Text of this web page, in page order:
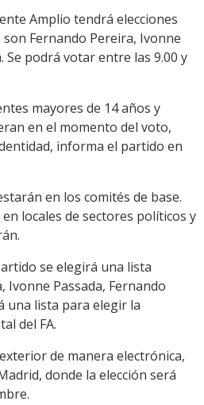
Link
Amplio tendrá elecciones
Fernando Pereira, Ivonne
Se podrá votar entre las 9.00 y
mayores de 14 años y
en el momento del voto,
informa el partido en
en los comités de base.
locales de sectores políticos y
se elegirá una lista
Ivonne Passada, Fernando
una lista para elegir la
del FA.
de manera electrónica,
donde la elección será